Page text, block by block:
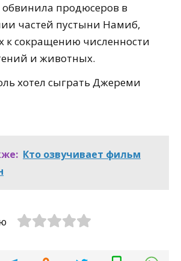
продюсеров в
частей пустыни Намиб,
к сокращению численности
и животных.
хотел сыграть Джереми
Кто озвучивает фильм